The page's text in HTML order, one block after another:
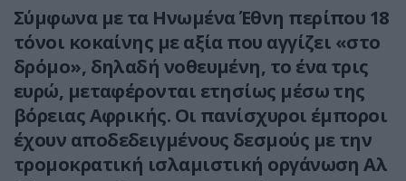
Σύμφωνα με τα Ηνωμένα Έθνη περίπου 18
τόνοι κοκαίνης με αξία που αγγίζει «στο
δρόμο», δηλαδή νοθευμένη, το ένα τρις
ευρώ, μεταφέρονται ετησίως μέσω της
βόρειας Αφρικής. Οι πανίσχυροι έμποροι
έχουν αποδεδειγμένους δεσμούς με την
τρομοκρατική ισλαμιστική οργάνωση Αλ